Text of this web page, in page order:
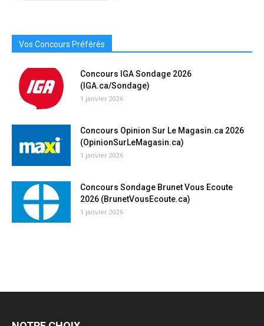
Vos Concours Préférés
Concours IGA Sondage 2026
(IGA.ca/Sondage)
1 janvier 2026
Concours Opinion Sur Le Magasin.ca 2026
(OpinionSurLeMagasin.ca)
1 janvier 2026
Concours Sondage Brunet Vous Ecoute
2026 (BrunetVousEcoute.ca)
1 janvier 2026